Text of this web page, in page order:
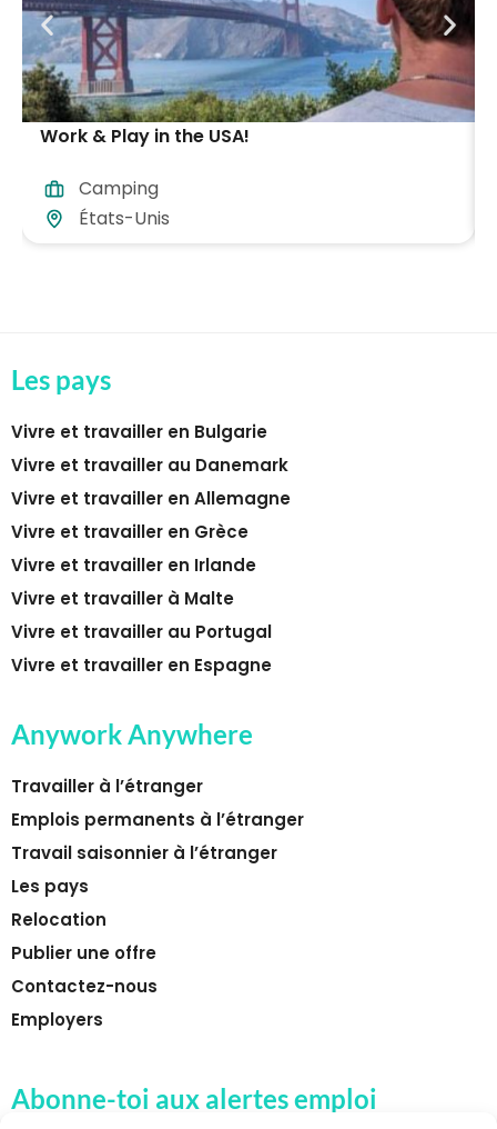
Work & Play in the USA!
Camping
États-Unis
Les pays
Vivre et travailler en Bulgarie
Vivre et travailler au Danemark
Vivre et travailler en Allemagne
Vivre et travailler en Grèce
Vivre et travailler en Irlande
Vivre et travailler à Malte
Vivre et travailler au Portugal
Vivre et travailler en Espagne
Anywork Anywhere
Travailler à l’étranger
Emplois permanents à l’étranger
Travail saisonnier à l’étranger
Les pays
Relocation
Publier une offre
Contactez-nous
Employers
Abonne-toi aux alertes emploi